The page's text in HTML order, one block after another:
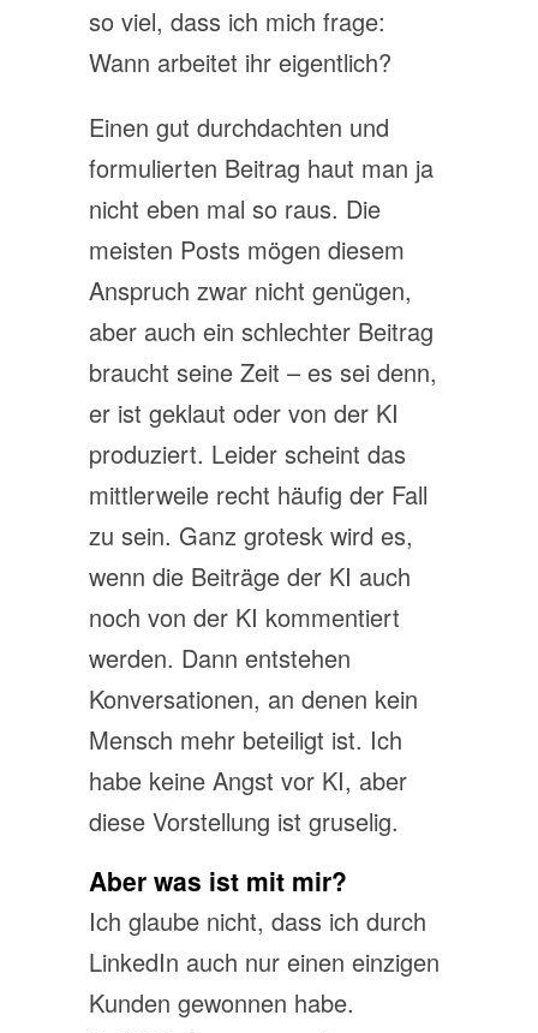
so viel, dass ich mich frage:
Wann arbeitet ihr eigentlich?
Einen gut durchdachten und
formulierten Beitrag haut man ja
nicht eben mal so raus. Die
meisten Posts mögen diesem
Anspruch zwar nicht genügen,
aber auch ein schlechter Beitrag
braucht seine Zeit – es sei denn,
er ist geklaut oder von der KI
produziert. Leider scheint das
mittlerweile recht häufig der Fall
zu sein. Ganz grotesk wird es,
wenn die Beiträge der KI auch
noch von der KI kommentiert
werden. Dann entstehen
Konversationen, an denen kein
Mensch mehr beteiligt ist. Ich
habe keine Angst vor KI, aber
diese Vorstellung ist gruselig.
Aber was ist mit mir?
Ich glaube nicht, dass ich durch
LinkedIn auch nur einen einzigen
Kunden gewonnen habe.